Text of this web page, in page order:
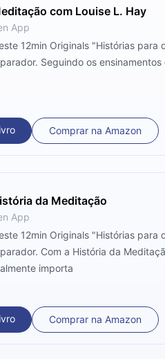
com Louise L. Hay
App
12min Originals "Histórias
Seguindo os
Comprar na Amazon
da Meditação
App
12min Originals "Histórias
Com a História da
importa
Comprar na Amazon